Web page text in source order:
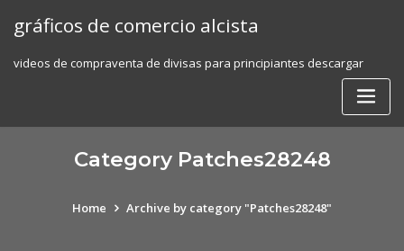
gráficos de comercio alcista
videos de compraventa de divisas para principiantes descargar
Category Patches28248
Home Archive by category "Patches28248"